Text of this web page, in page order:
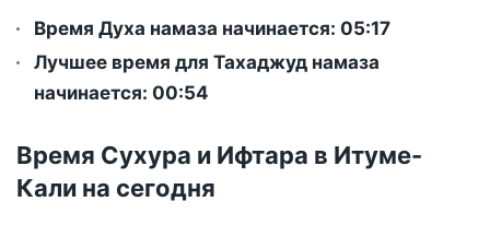
Время Духа намаза начинается: 05:17
Лучшее время для Тахаджуд намаза
начинается: 00:54
Время Сухура и Ифтара в Итуме-
Кали на сегодня